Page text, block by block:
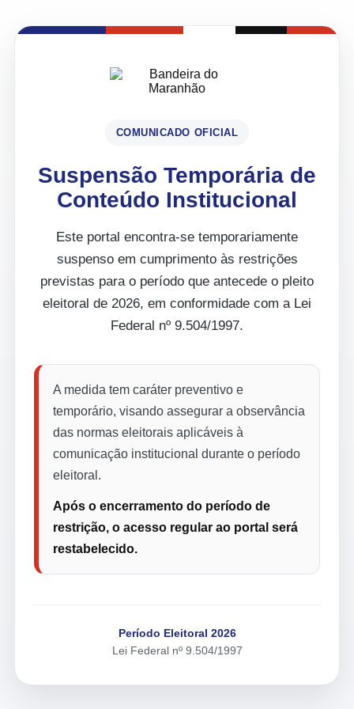
COMUNICADO OFICIAL
Suspensão Temporária de
Conteúdo Institucional
Este portal encontra-se temporariamente
suspenso em cumprimento às restrições
previstas para o período que antecede o pleito
eleitoral de 2026, em conformidade com a Lei
Federal nº 9.504/1997.
A medida tem caráter preventivo e
temporário, visando assegurar a observância
das normas eleitorais aplicáveis à
comunicação institucional durante o período
eleitoral.
Após o encerramento do período de
restrição, o acesso regular ao portal será
restabelecido.
Período Eleitoral 2026
Lei Federal nº 9.504/1997